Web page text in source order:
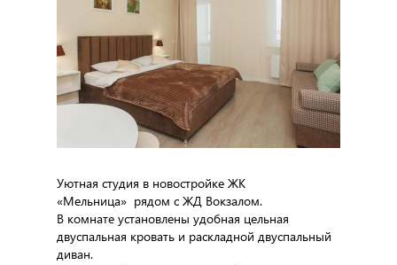
Уютная студия в новостройке ЖК
«Мельница» рядом с ЖД Вокзалом.
В комнате установлены удобная цельная
двуспальная кровать и раскладной двуспальный
диван.